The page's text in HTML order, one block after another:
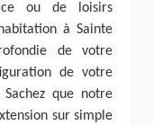
ou de loisirs
à Sainte
de votre
de votre
que notre
sur simple